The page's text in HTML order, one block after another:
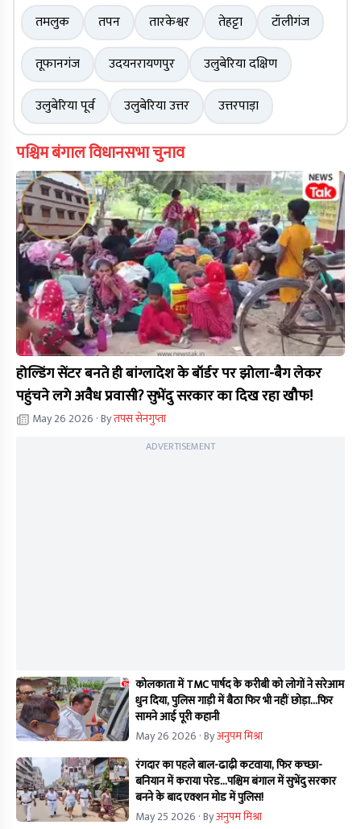
तमलुक
तपन तारकेश्वर तेहट्टा
टॉलीगंज
तूफानगंज
उदयनरायणपुर
उलुबेरिया दक्षिण
उलुबेरिया पूर्व
उलुबेरिया उत्तर उत्तरपाड़ा
पश्चिम बंगाल विधानसभा चुनाव
होल्डिंग सेंटर बनते ही बांग्लादेश के बॉर्डर पर झोला-बैग लेकर
पहुंचने लगे अवैध प्रवासी? सुभेंदु सरकार का दिख रहा खौफ!
May 26 2026 · Byतपस सेनगुप्ता
ADVERTISEMENT
कोलकाता में TMC पार्षद के करीबी को लोगों ने सरेआम
धुन दिया, पुलिस गाड़ी में बैठा फिर भी नहीं छोड़ा...फिर
सामने आई पूरी कहानी
May 26 2026 · Byअनुपम मिश्रा
रंगदार का पहले बाल-ढाढ़ी कटवाया, फिर कच्छा-
बनियान में कराया परेड...पश्चिम बंगाल में सुभेंदु सरकार
बनने के बाद एक्शन मोड में पुलिस!
May 25 2026 · Byअनुपम मिश्रा